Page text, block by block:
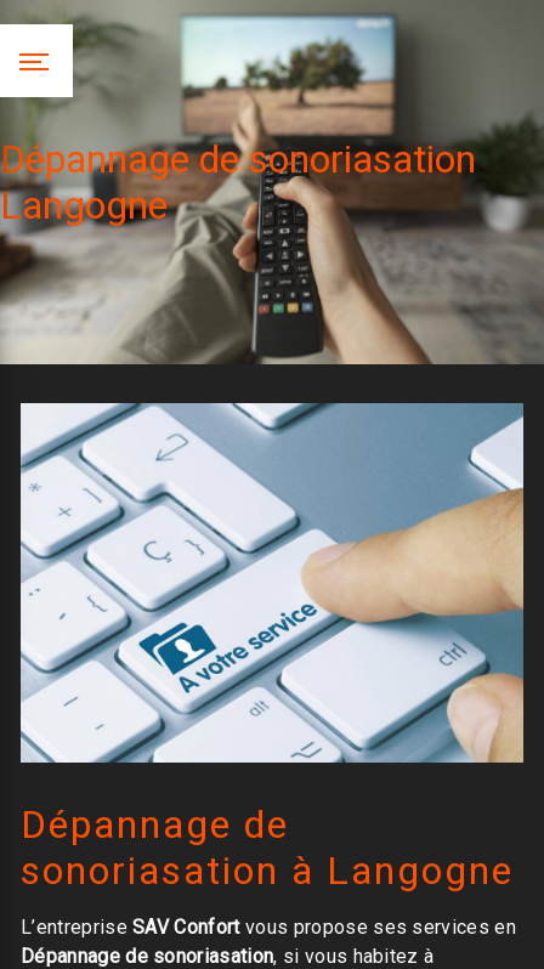
Panneau de gestion des cookies
Dépannage de sonoriasation
Langogne
Dépannage de
sonoriasation à Langogne
L’entrepriseSAV Confortvous propose ses services en
Dépannage de sonoriasation, si vous habitez à